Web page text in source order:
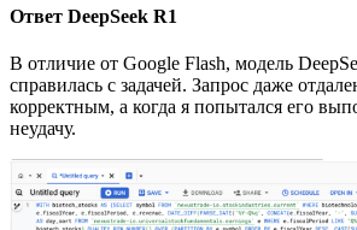
Ответ DeepSeek R1
В отличие от Google Flash, модель
справилась с задачей. Запрос даже
корректным, а когда я попытался его
неудачу.